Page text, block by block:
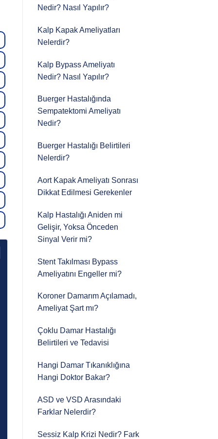
Nedir? Nasıl Yapılır?
Kalp Kapak Ameliyatları
Nelerdir?
Kalp Bypass Ameliyatı
Nedir? Nasıl Yapılır?
Buerger Hastalığında
Sempatektomi Ameliyatı
Nedir?
Buerger Hastalığı Belirtileri
Nelerdir?
Aort Kapak Ameliyatı Sonrası
Dikkat Edilmesi Gerekenler
Kalp Hastalığı Aniden mi
Gelişir, Yoksa Önceden
Sinyal Verir mi?
Stent Takılması Bypass
Ameliyatını Engeller mi?
Koroner Damarım Açılamadı,
Ameliyat Şart mı?
Çoklu Damar Hastalığı
Belirtileri ve Tedavisi
Hangi Damar Tıkanıklığına
Hangi Doktor Bakar?
ASD ve VSD Arasındaki
Farklar Nelerdir?
Sessiz Kalp Krizi Nedir? Fark